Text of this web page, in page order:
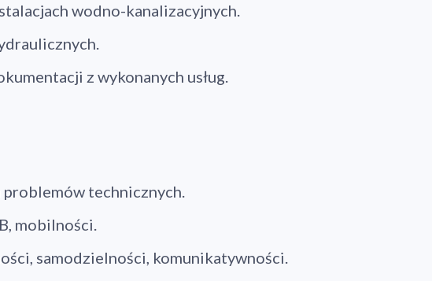
wodno-kanalizacyjnych.
z wykonanych usług.
technicznych.
mobilności.
samodzielności, komunikatywności.